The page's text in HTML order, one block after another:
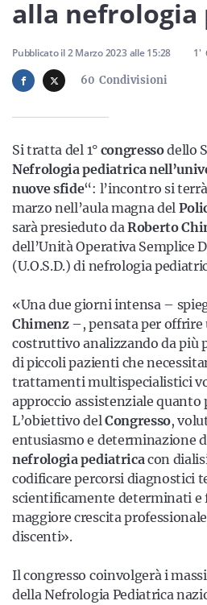
Servizi
Resta sempre aggiornato con le
nostra newsletter
Iscriviti
alla nefrologia
60 Condivisioni
Pubblicato il2 Marzo 2023alle15:28 1'
Si tratta del 1°congressodello
Nefrologia pediatrica
nuove sfide“: l’incontro si
marzo nell’aula magna del
sarà presieduto daRoberto
dell’Unità Operativa Semplice
(U.O.S.D.) di nefrologia
«Una due giorni intensa –
Chimenz–, pensata per offrire
costruttivo analizzando da più
di piccoli pazienti che
trattamenti multispecialistici
approccio assistenziale quanto
L’obiettivo delCongresso,
entusiasmo e determinazione
nefrologia pediatricacon
codificare percorsi diagnostici
scientificamente determinati e
maggiore crescita
discenti».
Il congresso coinvolgerà i
della Nefrologia Pediatrica